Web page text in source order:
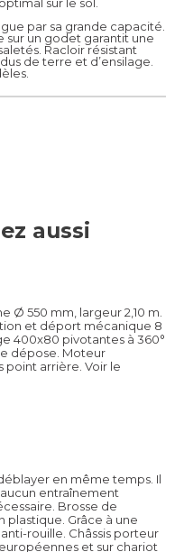
par sa grande capacité.
sur un godet garantit une
Racloir résistant
de terre et d’ensilage.
aussi
Ø 550 mm, largeur 2,10 m.
et déport mécanique 8
400x80 pivotantes à 360°
dépose. Moteur
point arrière. Voir le
en même temps. Il
entraînement
Brosse de
plastique. Grâce à une
rouille. Châssis porteur
et sur chariot